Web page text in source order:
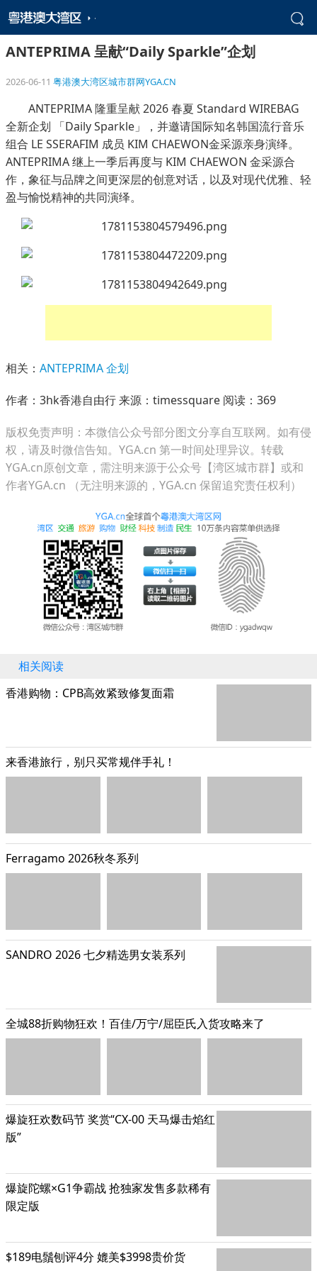
ANTEPRIMA 呈献“Daily Sparkle”企划
2026-06-11 粤港澳大湾区城市群网YGA.CN
ANTEPRIMA 隆重呈献 2026 春夏 Standard WIREBAG
全新企划 「Daily Sparkle」，并邀请国际知名韩国流行音乐
组合 LE SSERAFIM 成员 KIM CHAEWON金采源亲身演绎。
ANTEPRIMA 继上一季后再度与 KIM CHAEWON 金采源合
作，象征与品牌之间更深层的创意对话，以及对现代优雅、轻
盈与愉悦精神的共同演绎。
相关： ANTEPRIMA企划
作者：3hk香港自由行 来源：timessquare 阅读： 369
版权免责声明：本微信公众号部分图文分享自互联网。如有侵
权，请及时微信告知。YGA.cn 第一时间处理异议。转载
YGA.cn原创文章，需注明来源于公众号【湾区城市群】或和
作者YGA.cn （无注明来源的，YGA.cn 保留追究责任权利）
相关阅读
香港购物：CPB高效紧致修复面霜
来香港旅行，别只买常规伴手礼！
Ferragamo 2026秋冬系列
SANDRO 2026 七夕精选男女装系列
全城88折购物狂欢！百佳/万宁/屈臣氏入货攻略来了
爆旋狂欢数码节 奖赏“CX-00 天马爆击焰红
版”
爆旋陀螺×G1争霸战 抢独家发售多款稀有
限定版
$189电鬚刨评4分 媲美$3998贵价货